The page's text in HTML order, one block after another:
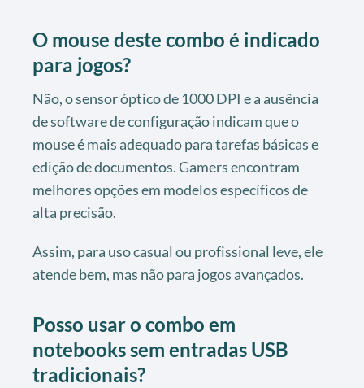
O mouse deste combo é indicado
para jogos?
Não, o sensor óptico de 1000 DPI e a ausência
de software de configuração indicam que o
mouse é mais adequado para tarefas básicas e
edição de documentos. Gamers encontram
melhores opções em modelos específicos de
alta precisão.
Assim, para uso casual ou profissional leve, ele
atende bem, mas não para jogos avançados.
Posso usar o combo em
notebooks sem entradas USB
tradicionais?